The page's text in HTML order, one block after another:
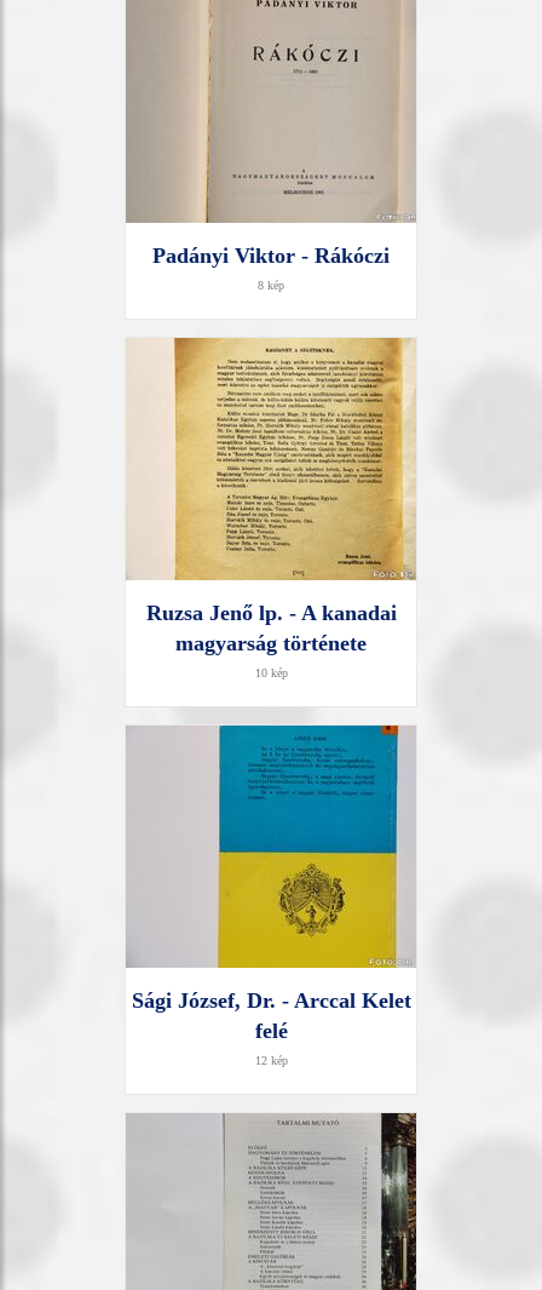
Padányi Viktor - Rákóczi
8 kép
Ruzsa Jenő lp. - A kanadai
magyarság története
10 kép
Sági József, Dr. - Arccal Kelet
felé
12 kép